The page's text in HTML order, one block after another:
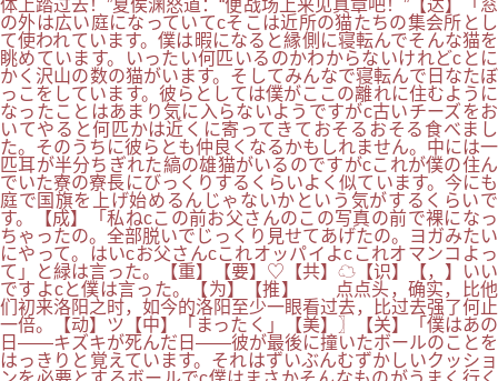
体上踏过去！”夏侯渊怒道：“便战场上来见真章吧！”【达】「窓
の外は広い庭になっていてcそこは近所の猫たちの集会所とし
て使われています。僕は暇になると縁側に寝転んでそんな猫を
眺めています。いったい何匹いるのかわからないけれどcとに
かく沢山の数の猫がいます。そしてみんなで寝転んで日なたぼ
っこをしています。彼らとしては僕がここの離れに住むように
なったことはあまり気に入らないようですがc古いチーズをお
いてやると何匹かは近くに寄ってきておそるおそる食べまし
た。そのうちに彼らとも仲良くなるかもしれません。中には一
匹耳が半分ちぎれた縞の雄猫がいるのですがcこれが僕の住ん
でいた寮の寮長にびっくりするくらいよく似ています。今にも
庭で国旗を上げ始めるんじゃないかという気がするくらいで
す。【成】「私ねcこの前お父さんのこの写真の前で裸になっ
ちゃったの。全部脱いでじっくり見せてあげたの。ヨガみたい
にやって。はいcお父さんcこれオッパイよcこれオマンコよっ
て」と緑は言った。【重】【要】♡【共】☁【识】【，】いい
ですよcと僕は言った。【为】【推】 点点头，确实，比他
们初来洛阳之时，如今的洛阳至少一眼看过去，比过去强了何止
一倍。【动】ツ【中】「まったく」【美】〗【关】「僕はあの
日――キズキが死んだ日――彼が最後に撞いたボールのことを
はっきりと覚えています。それはずいぶんむずかしいクッショ